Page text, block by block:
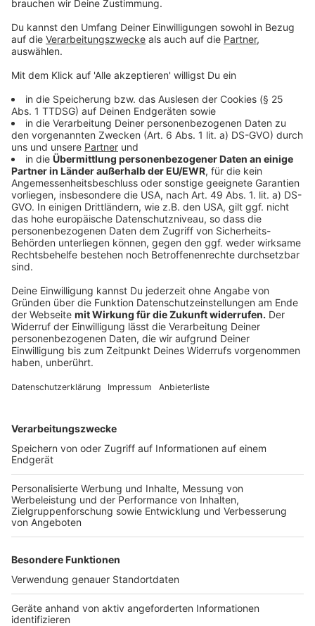
Aktion am Freitag ab 9 Uhr geben, die im Vorfeld aber
geheim bleiben soll. Dafür bereiten sich die jungen
Klimaschützer noch darauf vor.
Anzeige
Worum es aber ebenfalls gehen soll ist die Vernetzung
einzelner Fridays For Future-Organisationsteams
untereinander. Man erhofft sich einen regen Austausch
über Ideen zu den wöchentlichen Freitagsdemos, oder
weitere Aufklärung zur Klimakrise von den vielen
Experten, die eingeladen worden sind.
Anzeige
Auch in der schulfreien Zeit demonstrieren die Kinder
für eine bessere Zukunft in Sachen Klimaschutz.
Anzeige
Es werden bis zu 1500 Personen erwartet. Die
von Kostenzwängen niemandem vorschreiben, nur
gegen Zahlung dabei zu sein. Sie haben deshalb eine
Spendenpauschale in Höhe von 40 Euro ausgerufen -
es darf auch weniger gespendet werden.
Anzeige
Für den Sonntag wird noch ein Special Guest
angekündigt. Ob es Fridays For Future-Aktivistin und
Gründerin Gretha Thunberg aus der Schweiz ist, ist
nicht bekannt. Die 16-Jährige hat erst unlängst